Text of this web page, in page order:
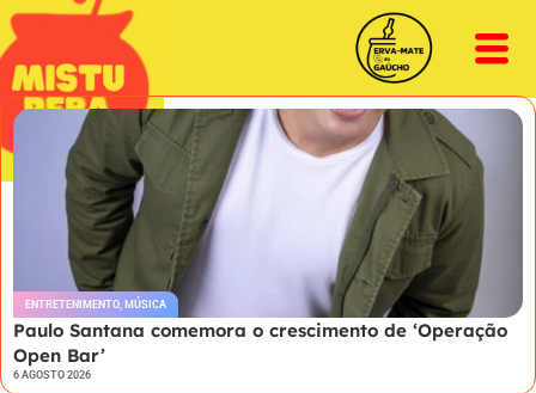
ENTRETENIMENTO, MÚSICA
Paulo Santana comemora o crescimento de ‘Operação
Open Bar’
6 AGOSTO 2026